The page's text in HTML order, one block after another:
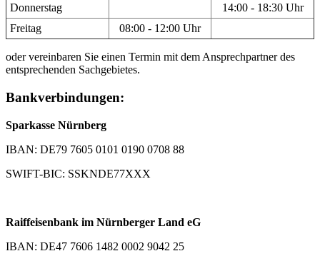
Donnerstag
14:00 - 18:30 Uhr
Freitag
08:00 - 12:00 Uhr
oder vereinbaren Sie einen Termin mit dem Ansprechpartner des
entsprechenden Sachgebietes.
Bankverbindungen:
Sparkasse Nürnberg
IBAN: DE79 7605 0101 0190 0708 88
SWIFT-BIC: SSKNDE77XXX
Raiffeisenbank im Nürnberger Land eG
IBAN: DE47 7606 1482 0002 9042 25